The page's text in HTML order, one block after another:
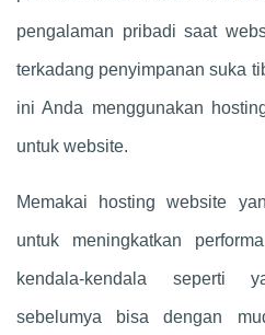
pengalaman pribadi saat
terkadang penyimpanan suka
ini Anda menggunakan
untuk website.
Memakai hosting website
untuk meningkatkan
kendala-kendala seperti
sebelumya bisa dengan